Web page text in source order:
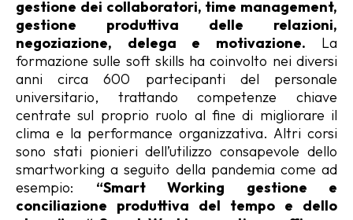
gestione dei collaboratori, time management,
gestione produttiva delle relazioni,
negoziazione, delega e motivazione. La
formazione sulle soft skills ha coinvolto nei diversi
anni circa 600 partecipanti del personale
universitario, trattando competenze chiave
centrate sul proprio ruolo al fine di migliorare il
clima e la performance organizzativa. Altri corsi
sono stati pionieri dell’utilizzo consapevole dello
smartworking a seguito della pandemia come ad
esempio: “Smart Working gestione e
conciliazione produttiva del tempo e dello